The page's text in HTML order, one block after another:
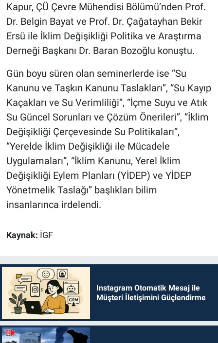
Kapur, ÇÜ Çevre Mühendisi Bölümü’nden Prof.
Dr. Belgin Bayat ve Prof. Dr. Çağatayhan Bekir
Ersü ile İklim Değişikliği Politika ve Araştırma
Derneği Başkanı Dr. Baran Bozoğlu konuştu.
Gün boyu süren olan seminerlerde ise “Su
Kanunu ve Taşkın Kanunu Taslakları”, “Su Kayıp
Kaçakları ve Su Verimliliği”, “İçme Suyu ve Atık
Su Güncel Sorunları ve Çözüm Önerileri”, “İklim
Değişikliği Çerçevesinde Su Politikaları”,
“Yerelde İklim Değişikliği ile Mücadele
Uygulamaları”, “İklim Kanunu, Yerel İklim
Değişikliği Eylem Planları (YİDEP) ve YİDEP
Yönetmelik Taslağı” başlıkları bilim
insanlarınca irdelendi.
Kaynak: İGF
Instagram Otomatik Mesaj ile
Müşteri İletişimini Güçlendirme